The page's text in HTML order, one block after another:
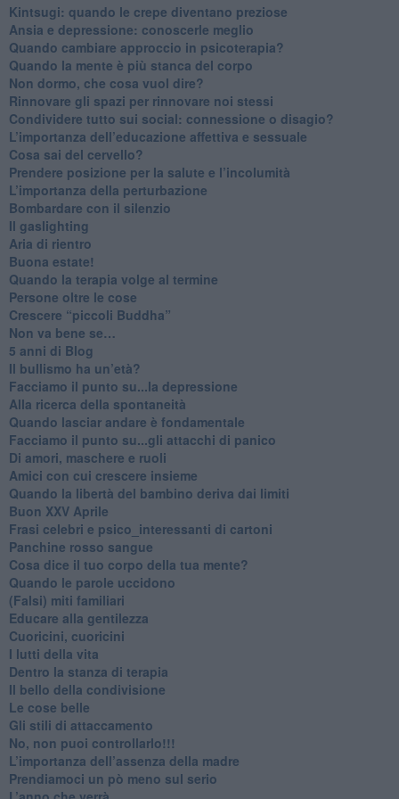
​Kintsugi: quando le crepe diventano preziose
Ansia e depressione: conoscerle meglio
Quando cambiare approccio in psicoterapia?
​Quando la mente è più stanca del corpo
Non dormo, che cosa vuol dire?
​Rinnovare gli spazi per rinnovare noi stessi
​Condividere tutto sui social: connessione o disagio?
​L’importanza dell’educazione affettiva e sessuale
​Cosa sai del cervello?
Prendere posizione per la salute e l’incolumità
L’importanza della perturbazione
​Bombardare con il silenzio
Il gaslighting
Aria di rientro
Buona estate!
​Quando la terapia volge al termine
​Persone oltre le cose
​Crescere “piccoli Buddha”
Non va bene se…
​5 anni di Blog
​Il bullismo ha un’età?
Facciamo il punto su...la depressione
​Alla ricerca della spontaneità
​Quando lasciar andare è fondamentale
Facciamo il punto su...gli attacchi di panico
Di amori, maschere e ruoli
​Amici con cui crescere insieme
​Quando la libertà del bambino deriva dai limiti
Buon XXV Aprile
​Frasi celebri e psico_interessanti di cartoni
​Panchine rosso sangue
​Cosa dice il tuo corpo della tua mente?
​Quando le parole uccidono
​(Falsi) miti familiari
​Educare alla gentilezza
​Cuoricini, cuoricini
I lutti della vita
​Dentro la stanza di terapia
​Il bello della condivisione
Le cose belle
​Gli stili di attaccamento
No, non puoi controllarlo!!!
​L’importanza dell’assenza della madre
​Prendiamoci un pò meno sul serio